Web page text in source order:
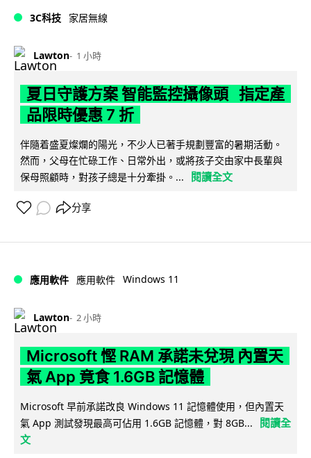
3C科技 家居無線
Lawton 1 小時
夏日守護方案 智能監控攝像頭 指定產
品限時優惠 7 折
伴隨着盛夏燦爛的陽光，不少人已著手規劃豐富的暑期活動。
然而，父母在忙碌工作、日常外出，或將孩子交由家中長輩與
保母照顧時，對孩子總是十分牽掛。...
閱讀全文
分享
應用軟件 應用軟件 Windows 11
Lawton 2 小時
Microsoft 慳 RAM 承諾未兌現 內置天
氣 App 竟食 1.6GB 記憶體
Microsoft 早前承諾改良 Windows 11 記憶體使用，但內置天
氣 App 測試發現最高可佔用 1.6GB 記憶體，對 8GB...
閱讀全
文